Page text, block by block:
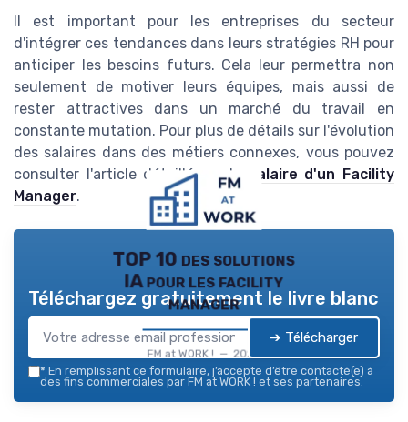
Il est important pour les entreprises du secteur
d'intégrer ces tendances dans leurs stratégies RH pour
anticiper les besoins futurs. Cela leur permettra non
seulement de motiver leurs équipes, mais aussi de
rester attractives dans un marché du travail en
constante mutation. Pour plus de détails sur l'évolution
des salaires dans des métiers connexes, vous pouvez
consulter l'article détaillé sur le
salaire d'un Facility
Manager.
TOP 10 des solutions
IA pour les facility
manager
FM at WORK ! — 2026
Téléchargez gratuitement le livre blanc
➔ Télécharger
* En remplissant ce formulaire, j’accepte d’être contacté(e) à
des fins commerciales par FM at WORK ! et ses partenaires.